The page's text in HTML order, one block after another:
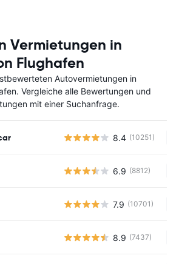
Vermietungen in
Flughafen
Autovermietungen in
Vergleiche alle Bewertungen und
mit einer Suchanfrage.
8.4 (10251)
6.9 (8812)
7.9 (10701)
8.9 (7437)